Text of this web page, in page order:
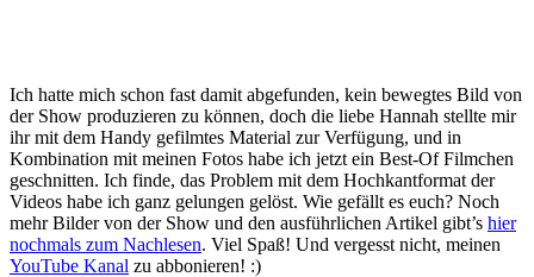
Ich hatte mich schon fast damit abgefunden, kein bewegtes Bild von
der Show produzieren zu können, doch die liebe Hannah stellte mir
ihr mit dem Handy gefilmtes Material zur Verfügung, und in
Kombination mit meinen Fotos habe ich jetzt ein Best-Of Filmchen
geschnitten. Ich finde, das Problem mit dem Hochkantformat der
Videos habe ich ganz gelungen gelöst. Wie gefällt es euch? Noch
mehr Bilder von der Show und den ausführlichen Artikel gibt’s hier
nochmals zum Nachlesen. Viel Spaß! Und vergesst nicht, meinen
YouTube Kanal zu abbonieren! :)